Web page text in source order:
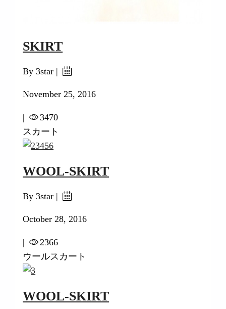
SKIRT
By 3star |
November 25, 2016
|
3470
スカート
WOOL-SKIRT
By 3star |
October 28, 2016
|
2366
ウールスカート
WOOL-SKIRT